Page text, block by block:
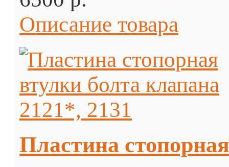
Описание товара
Пластина